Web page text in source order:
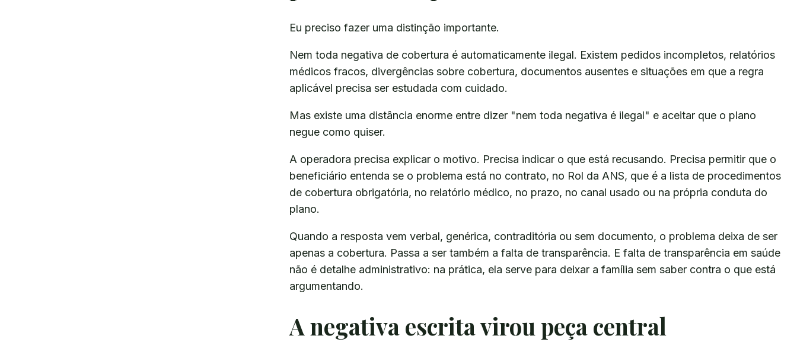
Eu preciso fazer uma distinção importante.
Nem toda negativa de cobertura é automaticamente ilegal. Existem pedidos incompletos, relatórios
médicos fracos, divergências sobre cobertura, documentos ausentes e situações em que a regra
aplicável precisa ser estudada com cuidado.
Mas existe uma distância enorme entre dizer "nem toda negativa é ilegal" e aceitar que o plano
negue como quiser.
A operadora precisa explicar o motivo. Precisa indicar o que está recusando. Precisa permitir que o
beneficiário entenda se o problema está no contrato, no Rol da ANS, que é a lista de procedimentos
de cobertura obrigatória, no relatório médico, no prazo, no canal usado ou na própria conduta do
plano.
Quando a resposta vem verbal, genérica, contraditória ou sem documento, o problema deixa de ser
apenas a cobertura. Passa a ser também a falta de transparência. E falta de transparência em saúde
não é detalhe administrativo: na prática, ela serve para deixar a família sem saber contra o que está
argumentando.
A negativa escrita virou peça central